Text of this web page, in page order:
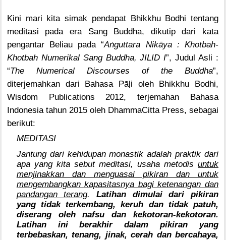
Kini mari kita simak pendapat Bhikkhu Bodhi tentang
meditasi pada era Sang Buddha, dikutip dari kata
pengantar Beliau pada “Aṅguttara Nikāya : Khotbah-
Khotbah Numerikal Sang Buddha, JILID I”, Judul Asli :
“The Numerical Discourses of the Buddha”,
diterjemahkan dari Bahasa Pāḷi oleh Bhikkhu Bodhi,
Wisdom Publications 2012, terjemahan Bahasa
Indonesia tahun 2015 oleh DhammaCitta Press, sebagai
berikut:
MEDITASI
Jantung dari kehidupan monastik adalah praktik dari
apa yang kita sebut meditasi, usaha metodis untuk
menjinakkan dan menguasai pikiran dan untuk
mengembangkan kapasitasnya bagi ketenangan dan
pandangan terang.Latihan dimulai dari pikiran
yang tidak terkembang, keruh dan tidak patuh,
diserang oleh nafsu dan kekotoran-kekotoran.
Latihan ini berakhir dalam pikiran yang
terbebaskan, tenang, jinak, cerah dan bercahaya,